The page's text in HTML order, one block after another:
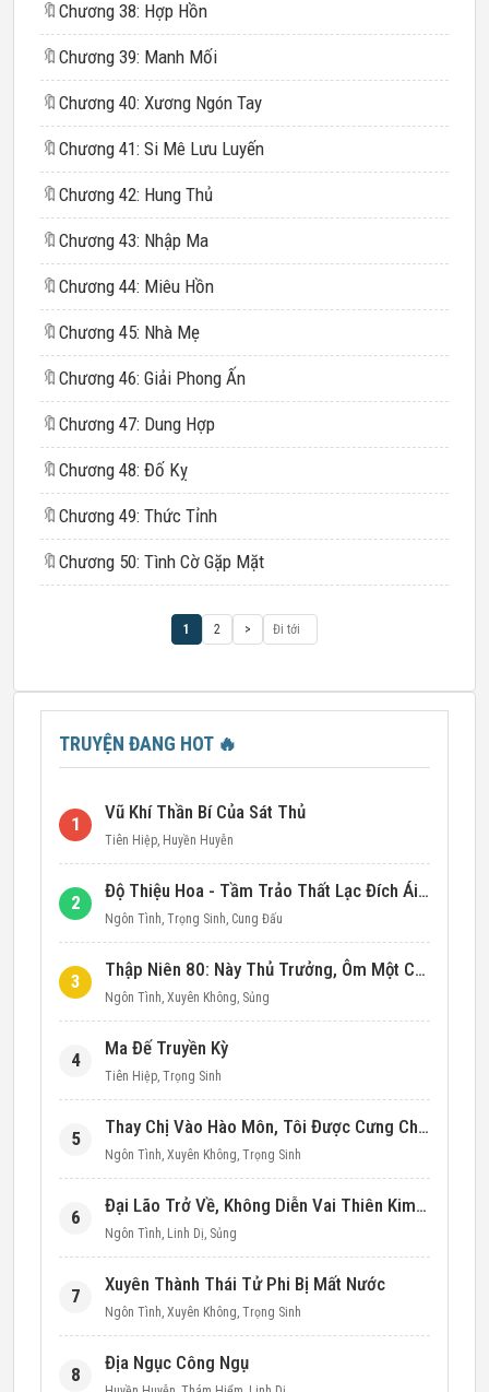
🔖 Chương 38: Hợp Hồn
🔖 Chương 39: Manh Mối
🔖 Chương 40: Xương Ngón Tay
🔖 Chương 41: Si Mê Lưu Luyến
🔖 Chương 42: Hung Thủ
🔖 Chương 43: Nhập Ma
🔖 Chương 44: Miêu Hồn
🔖 Chương 45: Nhà Mẹ
🔖 Chương 46: Giải Phong Ấn
🔖 Chương 47: Dung Hợp
🔖 Chương 48: Đố Kỵ
🔖 Chương 49: Thức Tỉnh
🔖 Chương 50: Tình Cờ Gặp Mặt
1 2 >
TRUYỆN ĐANG HOT 🔥
1
Vũ Khí Thần Bí Của Sát Thủ
Tiên Hiệp, Huyền Huyễn
2
Độ Thiệu Hoa - Tầm Trảo Thất Lạc Đích Ái Tình
Ngôn Tình, Trọng Sinh, Cung Đấu
3
Thập Niên 80: Này Thủ Trưởng, Ôm Một Cái Đi!
Ngôn Tình, Xuyên Không, Sủng
4
Ma Đế Truyền Kỳ
Tiên Hiệp, Trọng Sinh
5
Thay Chị Vào Hào Môn, Tôi Được Cưng Chiều Hết Mực (Thập Niên 90)
Ngôn Tình, Xuyên Không, Trọng Sinh
6
Đại Lão Trở Về, Không Diễn Vai Thiên Kim Giả Nữa
Ngôn Tình, Linh Dị, Sủng
7
Xuyên Thành Thái Tử Phi Bị Mất Nước
Ngôn Tình, Xuyên Không, Trọng Sinh
8
Địa Ngục Công Ngụ